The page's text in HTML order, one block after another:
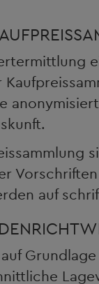
auf